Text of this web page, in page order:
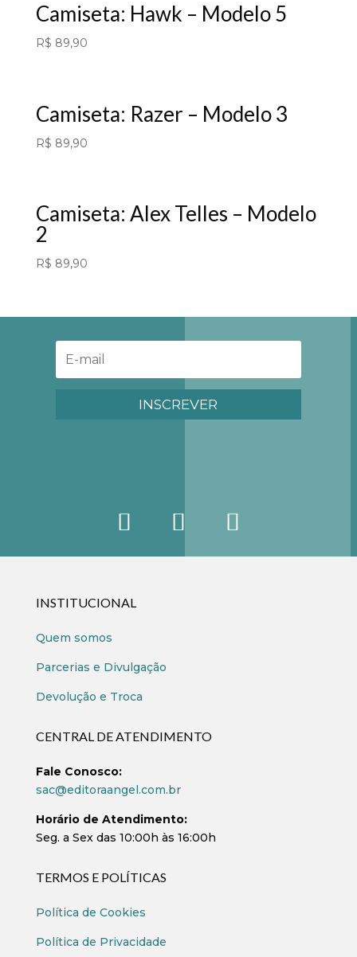
Camiseta: Hawk – Modelo 5
R$ 89,90
Camiseta: Razer – Modelo 3
R$ 89,90
Camiseta: Alex Telles – Modelo
2
R$ 89,90
INSCREVER
INSTITUCIONAL
Quem somos
Parcerias e Divulgação
Devolução e Troca
CENTRAL DE ATENDIMENTO
Fale Conosco:
sac@editoraangel.com.br
Horário de Atendimento:
Seg. a Sex das 10:00h às 16:00h
TERMOS E POLÍTICAS
Política de Cookies
Política de Privacidade